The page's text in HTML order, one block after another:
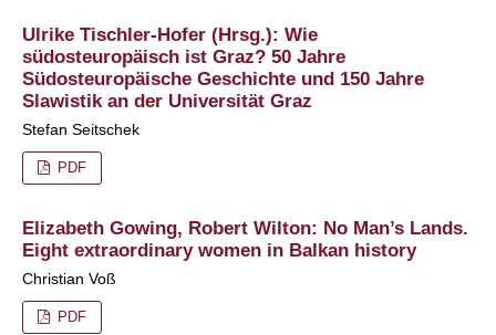
Ulrike Tischler-Hofer (Hrsg.): Wie
südosteuropäisch ist Graz? 50 Jahre
Südosteuropäische Geschichte und 150 Jahre
Slawistik an der Universität Graz
Stefan Seitschek
PDF
Elizabeth Gowing, Robert Wilton: No Man’s Lands.
Eight extraordinary women in Balkan history
Christian Voß
PDF